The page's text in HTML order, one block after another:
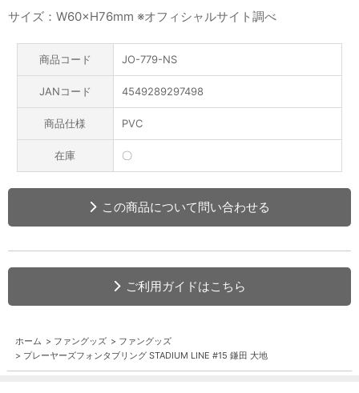
サイズ：W60×H76mm ※オフィシャルサイト調べ
商品コード JO-779-NS
JANコード 4549289297498
商品仕様 PVC
在庫 〇
この商品について問い合わせる
ご利用ガイドはこちら
ホーム > ファングッズ > ファングッズ
> プレーヤーズフォンタブリング STADIUM LINE #15 鎌田 大地